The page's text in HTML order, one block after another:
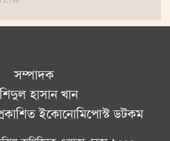
সম্পাদক
হাসান খান
ইকোনোমিপোস্ট ডটকম